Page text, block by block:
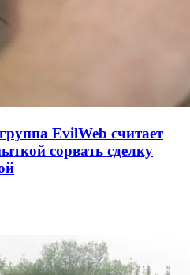
EvilWeb считает
сорвать сделку